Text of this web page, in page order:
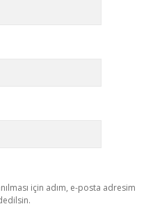
için adım, e-posta adresim